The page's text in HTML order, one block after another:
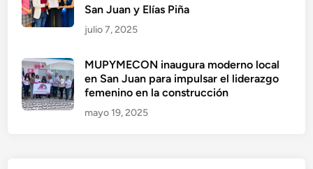
San Juan y Elías Piña
julio 7, 2025
MUPYMECON inaugura moderno local
en San Juan para impulsar el liderazgo
femenino en la construcción
mayo 19, 2025